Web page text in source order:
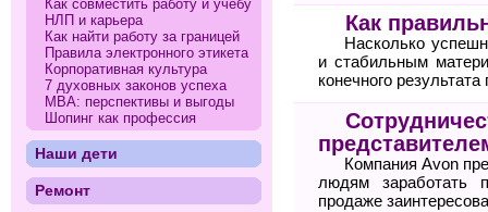
Как
Насколько
и стабильным
конечного
Компания Avon
людям заработать
продаже
Как совместить работу и учёбу
НЛП и карьера
Как найти работу за границей
Правила электронного этикета
Корпоративная культура
7 духовных законов успеха
МВА: перспективы и выгоды
Шопинг как профессия
Наши дети
Ремонт